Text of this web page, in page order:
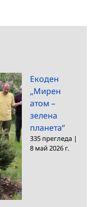
Екоден
„Мирен
атом –
зелена
планета“
335 прегледа |
8 май 2026 г.